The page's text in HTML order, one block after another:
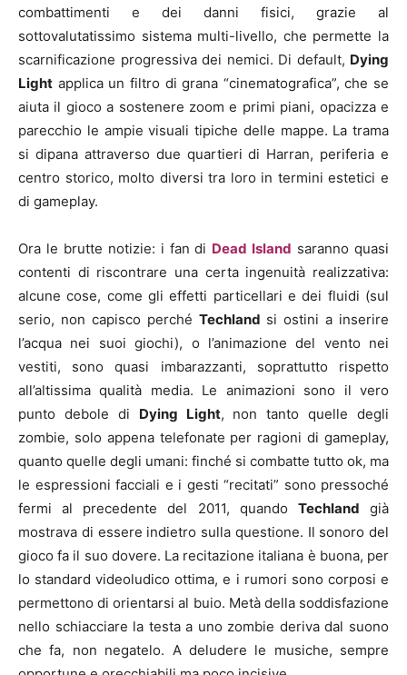
combattimenti e dei danni fisici, grazie al
sottovalutatissimo sistema multi-livello, che permette la
scarnificazione progressiva dei nemici. Di default, Dying
Light applica un filtro di grana “cinematografica”, che se
aiuta il gioco a sostenere zoom e primi piani, opacizza e
parecchio le ampie visuali tipiche delle mappe. La trama
si dipana attraverso due quartieri di Harran, periferia e
centro storico, molto diversi tra loro in termini estetici e
di gameplay.
Ora le brutte notizie: i fan di Dead Island saranno quasi
contenti di riscontrare una certa ingenuità realizzativa:
alcune cose, come gli effetti particellari e dei fluidi (sul
serio, non capisco perché Techland si ostini a inserire
l’acqua nei suoi giochi), o l’animazione del vento nei
vestiti, sono quasi imbarazzanti, soprattutto rispetto
all’altissima qualità media. Le animazioni sono il vero
punto debole di Dying Light, non tanto quelle degli
zombie, solo appena telefonate per ragioni di gameplay,
quanto quelle degli umani: finché si combatte tutto ok, ma
le espressioni facciali e i gesti “recitati” sono pressoché
fermi al precedente del 2011, quando Techland già
mostrava di essere indietro sulla questione. Il sonoro del
gioco fa il suo dovere. La recitazione italiana è buona, per
lo standard videoludico ottima, e i rumori sono corposi e
permettono di orientarsi al buio. Metà della soddisfazione
nello schiacciare la testa a uno zombie deriva dal suono
che fa, non negatelo. A deludere le musiche, sempre